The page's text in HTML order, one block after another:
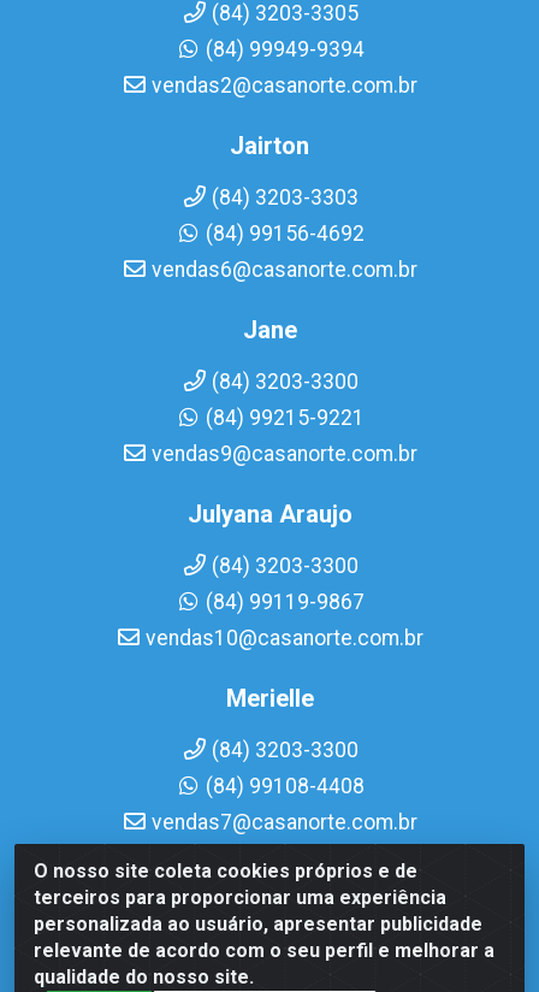
O nosso site coleta cookies próprios e de
terceiros para proporcionar uma experiência
personalizada ao usuário, apresentar publicidade
relevante de acordo com o seu perfil e melhorar a
qualidade do nosso site.
(84) 3203-3305
(84) 99949-9394
vendas2@casanorte.com.br
Jairton
(84) 3203-3303
(84) 99156-4692
vendas6@casanorte.com.br
Jane
(84) 3203-3300
(84) 99215-9221
vendas9@casanorte.com.br
Julyana Araujo
(84) 3203-3300
(84) 99119-9867
vendas10@casanorte.com.br
Merielle
(84) 3203-3300
(84) 99108-4408
vendas7@casanorte.com.br
Casa Norte LTDA - Av. Interventor Mário Câmara, 1815 -
Dix-Sept Rosado, Natal/RN - CEP 59054-600 - CNPJ
08.713.513/0001-51